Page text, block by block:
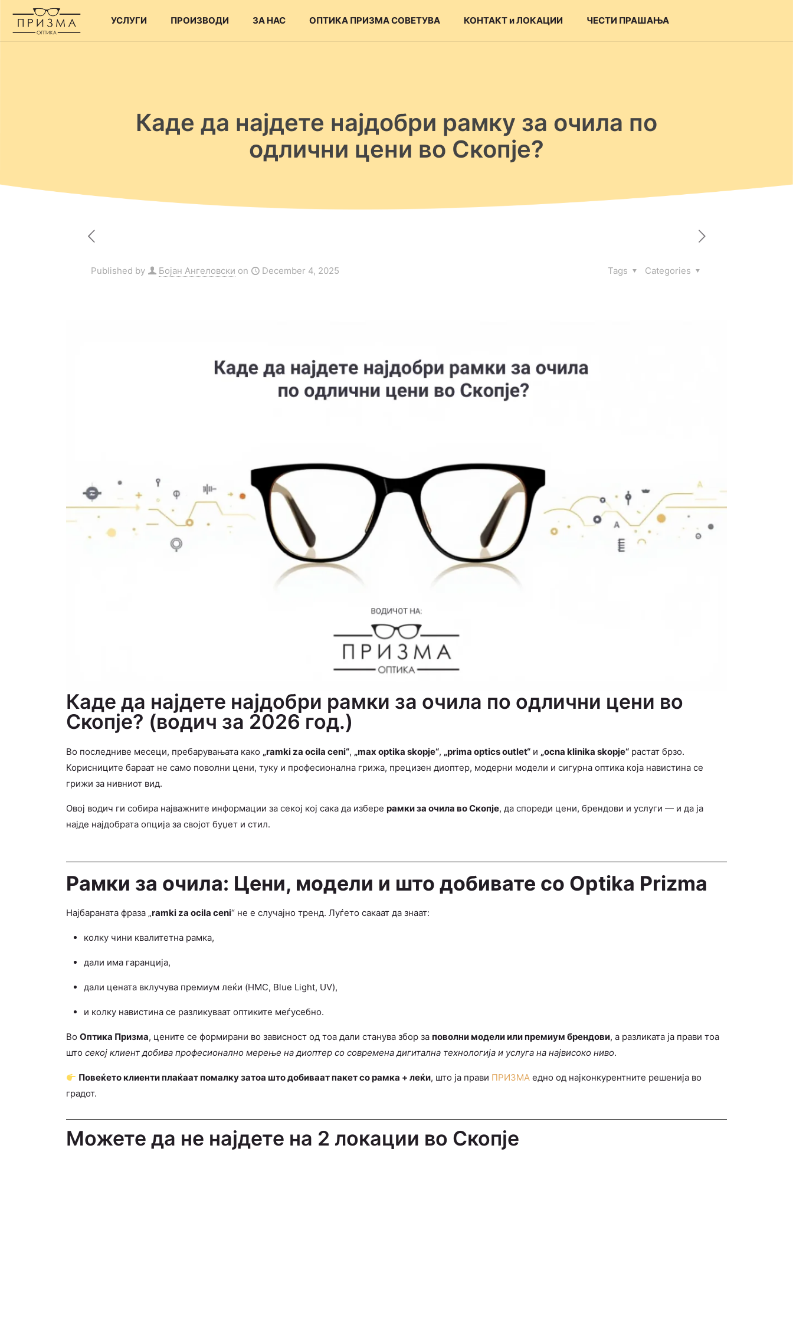
УСЛУГИ ПРОИЗВОДИ ЗА НАС ОПТИКА ПРИЗМА СОВЕТУВА КОНТАКТ и ЛОКАЦИИ ЧЕСТИ ПРАШАЊА
Каде да најдете најдобри рамку за очила по
одлични цени во Скопје?
Published by Бојан Ангеловски on December 4, 2025 Categories
Tags
Каде да најдете најдобри рамки за очила по одлични цени во
Скопје? (водич за 2026 год.)
Во последниве месеци, пребарувањата како „ramki za ocila ceni“, „max optika skopje“, „prima optics outlet“ и „ocna klinika skopje“ растат брзо.
Корисниците бараат не само поволни цени, туку и професионална грижа, прецизен диоптер, модерни модели и сигурна оптика која навистина се
грижи за нивниот вид.
Овој водич ги собира најважните информации за секој кој сака да избере рамки за очила во Скопје, да спореди цени, брендови и услуги — и да ја
најде најдобрата опција за својот буџет и стил.
Рамки за очила: Цени, модели и што добивате со Optika Prizma
Најбараната фраза „ramki za ocila ceni“ не е случајно тренд. Луѓето сакаат да знаат:
колку чини квалитетна рамка,
дали има гаранција,
дали цената вклучува премиум леќи (HMC, Blue Light, UV),
и колку навистина се разликуваат оптиките меѓусебно.
Во Оптика Призма, цените се формирани во зависност од тоа дали станува збор за поволни модели или премиум брендови, а разликата ја прави тоа
што секој клиент добива професионално мерење на диоптер со современа дигитална технологија и услуга на највисоко ниво.
Повеќето клиенти плаќаат помалку затоа што добиваат пакет со рамка + леќи, што ја прави ПРИЗМА едно од најконкурентните решенија во
градот.
Можете да не најдете на 2 локации во Скопје